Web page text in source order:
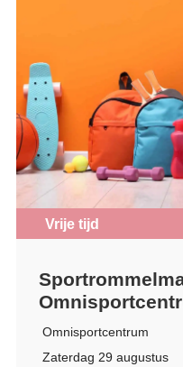
Vrije tijd
Omnisportcentrum
Zaterdag 29 augustus